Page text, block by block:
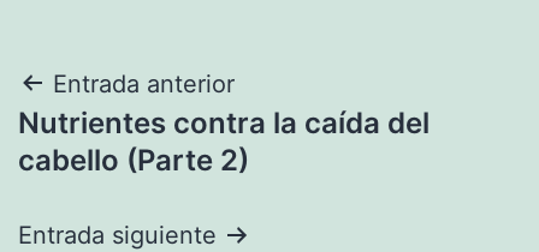
Navegación
de
Entrada anterior
Nutrientes contra la caída del
cabello (Parte 2)
Entrada siguiente